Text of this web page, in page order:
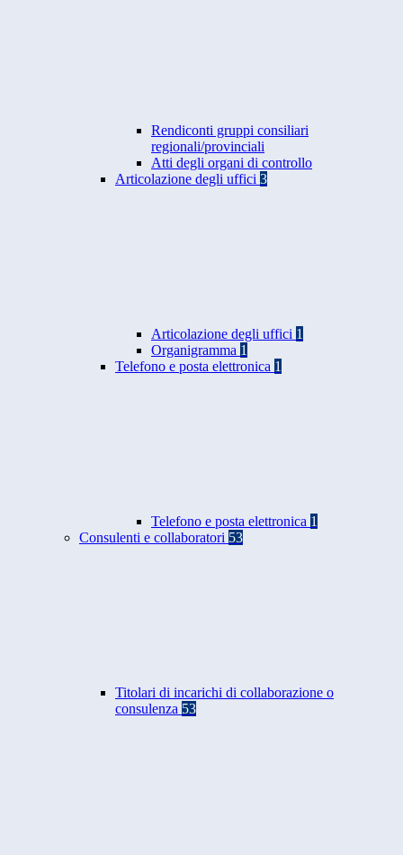
Rendiconti gruppi consiliari
regionali/provinciali
Atti degli organi di controllo
Articolazione degli uffici 3
Articolazione degli uffici 1
Organigramma 1
Telefono e posta elettronica 1
Telefono e posta elettronica 1
Consulenti e collaboratori 53
Titolari di incarichi di collaborazione o
consulenza 53